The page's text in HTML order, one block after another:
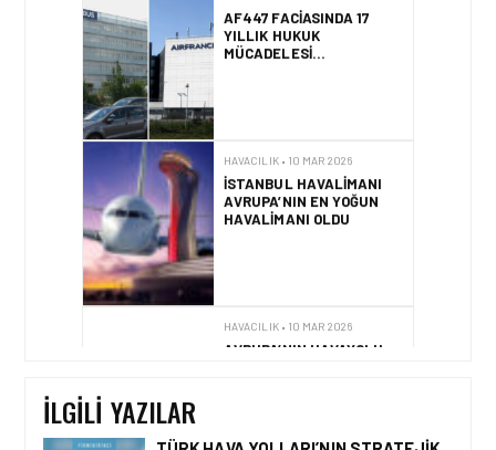
AF447 FACIASINDA 17
YILLIK HUKUK
MÜCADELESI
HAVACILIK • 10 MAR 2026
İSTANBUL HAVALIMANI
AVRUPA’NIN EN YOĞUN
HAVALIMANI OLDU
HAVACILIK • 10 MAR 2026
AVRUPA’NIN HAVAYOLU
İLGILI YAZILAR